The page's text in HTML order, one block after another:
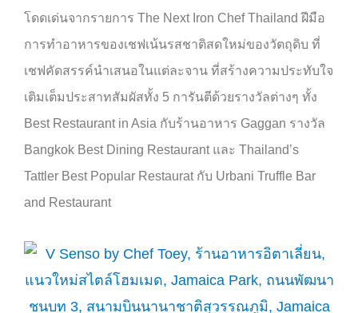
โดดเด่นจากรายการ The Next Iron Chef Thailandฝีมือ
การทำอาหารของเชฟเน้นรสชาติสดใหม่ของวัตถุดิบ ที่
เชฟคัดสรรค์นำเสนอในแต่ละจาน ที่สร้างความประทับใจ
เติมเต็มประสาทสัมผัสทั้ง 5 การันตีด้วยรางวัลต่างๆ ทั้ง
Best Restaurant in Asia กับร้านอาหาร Gaggan รางวัล
Bangkok Best Dining Restaurant และ Thailand’s
Tattler Best Popular Restaurat กับ Urbani Truffle Bar
and Restaurant